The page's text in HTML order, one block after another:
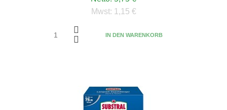
Mwst: 1,15 €
IN DEN WARENKORB